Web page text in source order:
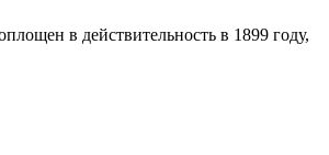
в действительность в 1899 году,